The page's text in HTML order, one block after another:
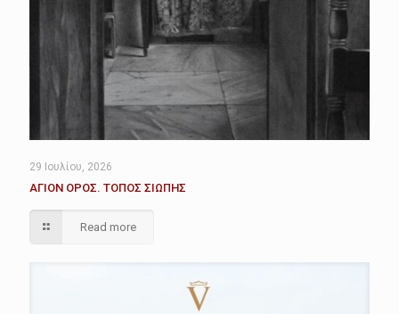
29 Ιουλίου, 2026
ΑΓΙΟΝ ΟΡΟΣ. ΤΟΠΟΣ ΣΙΩΠΗΣ
Read more